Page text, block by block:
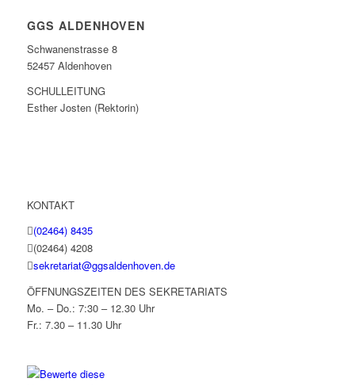
GGS ALDENHOVEN
Schwanenstrasse 8
52457 Aldenhoven
SCHULLEITUNG
Esther Josten (Rektorin)
KONTAKT
(02464) 8435
(02464) 4208
sekretariat@ggsaldenhoven.de
ÖFFNUNGSZEITEN DES SEKRETARIATS
Mo. – Do.: 7:30 – 12.30 Uhr
Fr.: 7.30 – 11.30 Uhr